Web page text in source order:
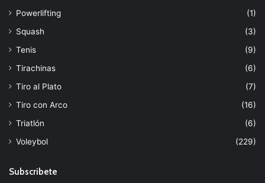
Powerlifting
(1)
Squash
(3)
Tenis
(9)
Tirachinas
(6)
Tiro al Plato
(7)
Tiro con Arco
(16)
Triatlón
(6)
Voleybol
(229)
Subscribete